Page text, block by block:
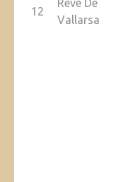
12
Reve De
Vallarsa